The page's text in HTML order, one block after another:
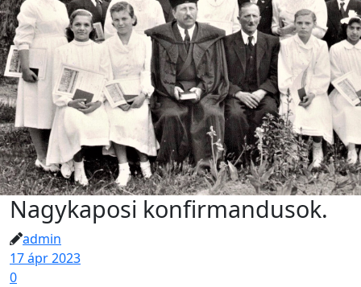
Nagykaposi konfirmandusok.
admin
17 ápr 2023
0